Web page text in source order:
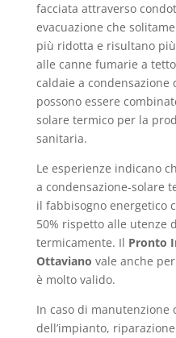
facciata attraverso
evacuazione che
più ridotta e risultano
alle canne fumarie a
caldaie a
possono essere
solare termico per la
sanitaria.
Le esperienze indicano
a condensazione-solare
il fabbisogno energetico
50% rispetto alle utenze
termicamente. Il Pronto
Ottaviano vale anche
è molto valido.
In caso di manutenzione
dell’impianto,